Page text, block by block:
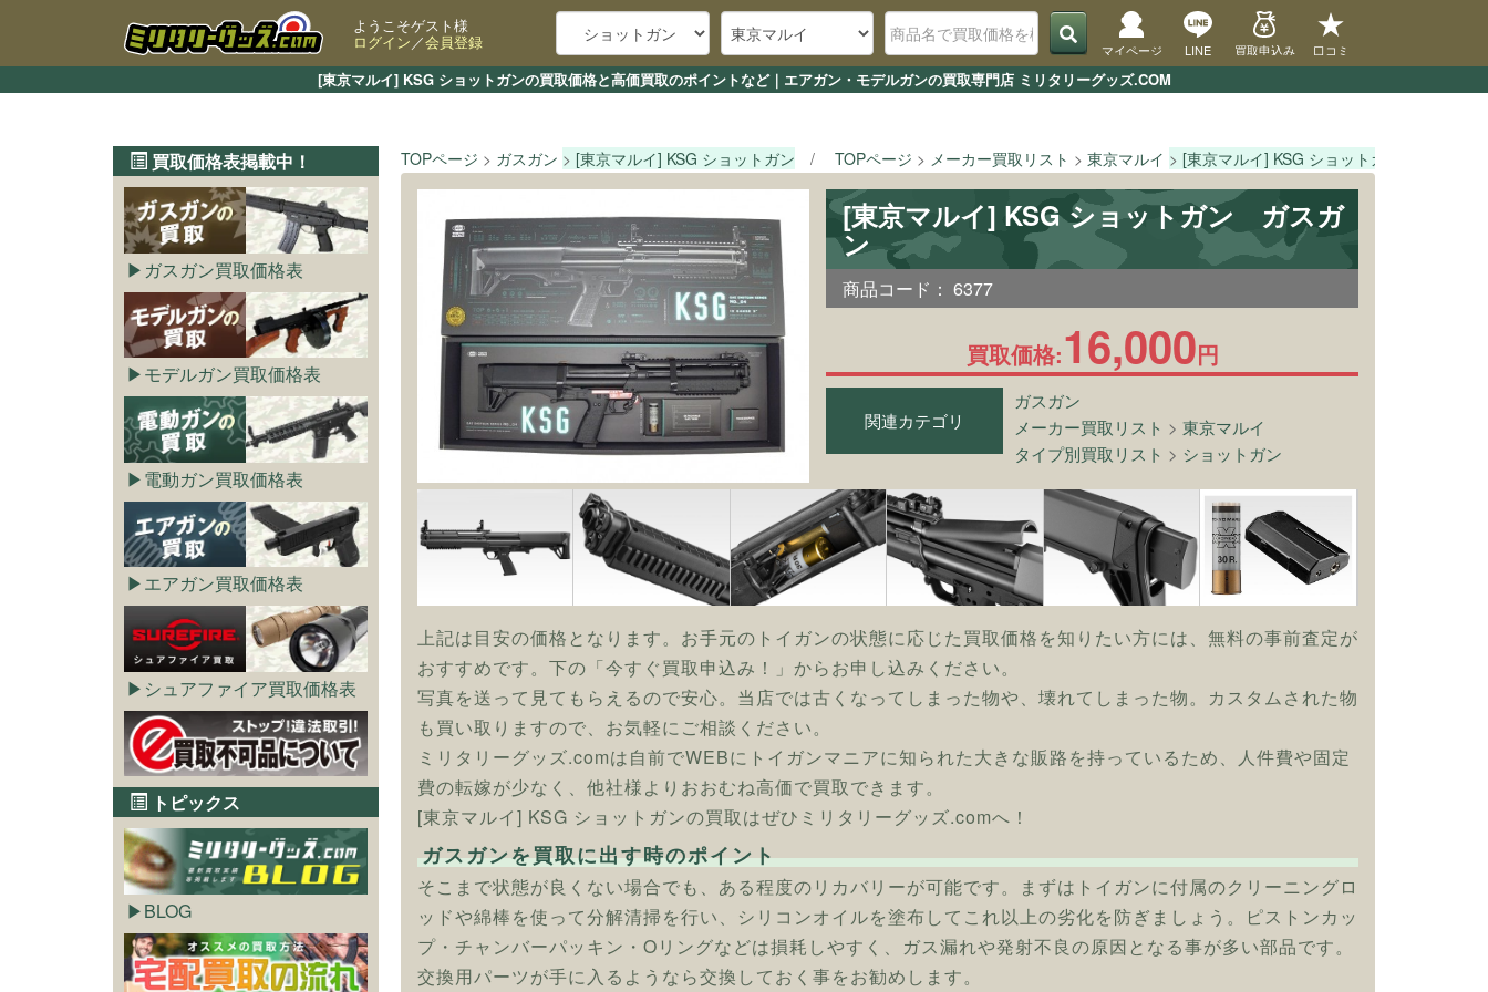
[東京マルイ] KSG ショットガンの買取価格と高価買取のポイントなど｜エアガン・モデルガンの買取専門店 ミリタリーグッズ.COM
ようこそゲスト様
ログイン／会員登録 マイページ LINE 買取申込み 口コミ
TOPページ ガスガン [東京マルイ] KSG ショットガン TOPページ メーカー買取リスト 東京マルイ [東京マルイ] KSG ショットガン
[東京マルイ] KSG ショットガン ガスガ
ン
商品コード： 6377
買取価格:16,000円
関連カテゴリ
ガスガン
メーカー買取リスト >東京マルイ
タイプ別買取リスト > ショットガン
上記は目安の価格となります。お手元のトイガンの状態に応じた買取価格を知りたい方には、無料の事前査定が
おすすめです。下の「今すぐ買取申込み！」からお申し込みください。
写真を送って見てもらえるので安心。当店では古くなってしまった物や、壊れてしまった物。カスタムされた物
も買い取りますので、お気軽にご相談ください。
ミリタリーグッズ.comは自前でWEBにトイガンマニアに知られた大きな販路を持っているため、人件費や固定
費の転嫁が少なく、他社様よりおおむね高価で買取できます。
[東京マルイ] KSG ショットガンの買取はぜひミリタリーグッズ.comへ！
ガスガンを買取に出す時のポイント
そこまで状態が良くない場合でも、ある程度のリカバリーが可能です。まずはトイガンに付属のクリーニングロ
ッドや綿棒を使って分解清掃を行い、シリコンオイルを塗布してこれ以上の劣化を防ぎましょう。ピストンカッ
プ・チャンバーパッキン・Oリングなどは損耗しやすく、ガス漏れや発射不良の原因となる事が多い部品です。
交換用パーツが手に入るようなら交換しておく事をお勧めします。
買取価格表掲載中！
ガスガン買取価格表
モデルガン買取価格表
電動ガン買取価格表
エアガン買取価格表
シュアファイア買取価格表
トピックス
BLOG